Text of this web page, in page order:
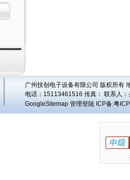
广州技创电子设备有限公司 版权所有
电话：15113461516 传真： 联系人：
GoogleSitemap 管理登陆 ICP备:粤